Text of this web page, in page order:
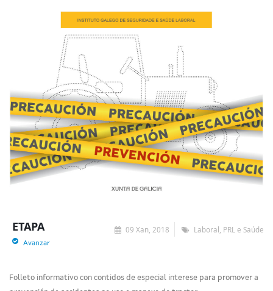
09 Xan, 2018 Laboral, PRL e Saúde
ETAPA
Avanzar
Folleto informativo con contidos de especial interese para promover a